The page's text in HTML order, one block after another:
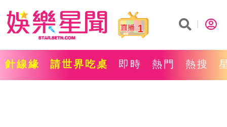
1
針線緣 請世界吃桌 即時 熱門 熱搜